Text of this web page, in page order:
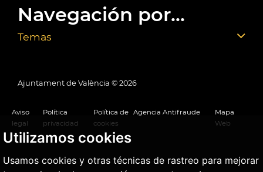
Utilizamos cookies
Usamos cookies y otras técnicas de rastreo para mejorar
Navegación por...
Temas
Ajuntament de València © 2026
Aviso
legal
Política
privacidad
Política de
cookies
Agencia Antifraude
Mapa
Web